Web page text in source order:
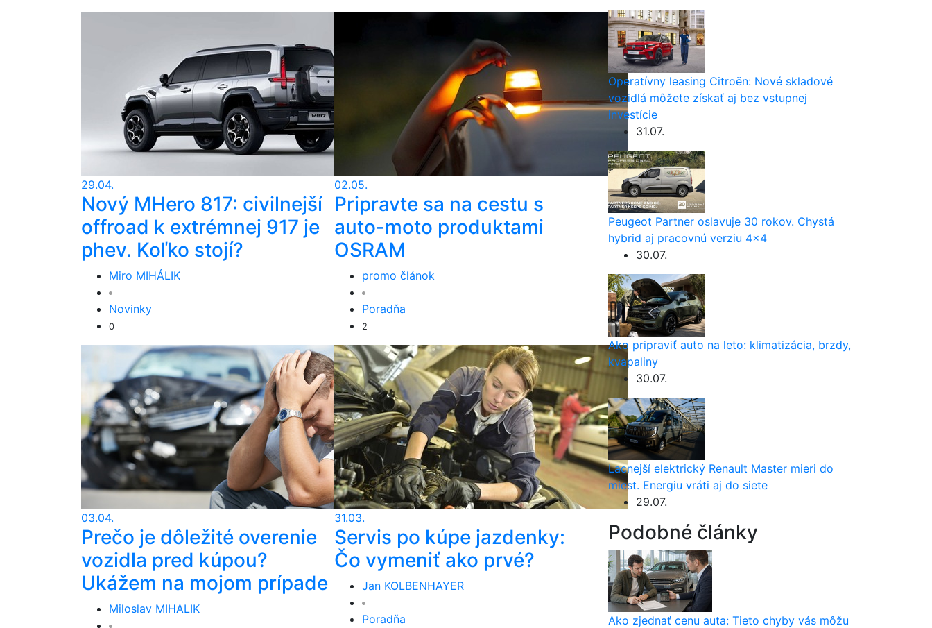
29.04.
Nový MHero 817: civilnejší
offroad k extrémnej 917 je
phev. Koľko stojí?
Miro MIHÁLIK
Novinky
0
02.05.
Pripravte sa na cestu s
auto-moto produktami
OSRAM
promo článok
Poradňa
2
03.04.
Prečo je dôležité overenie
vozidla pred kúpou?
Ukážem na mojom prípade
Miloslav MIHALIK
31.03.
Servis po kúpe jazdenky:
Čo vymeniť ako prvé?
Jan KOLBENHAYER
Poradňa
Operatívny leasing Citroën: Nové skladové
vozidlá môžete získať aj bez vstupnej
investície
31.07.
Peugeot Partner oslavuje 30 rokov. Chystá
hybrid aj pracovnú verziu 4×4
30.07.
Ako pripraviť auto na leto: klimatizácia, brzdy,
kvapaliny
30.07.
Lacnejší elektrický Renault Master mieri do
miest. Energiu vráti aj do siete
29.07.
Podobné články
Ako zjednať cenu auta: Tieto chyby vás môžu